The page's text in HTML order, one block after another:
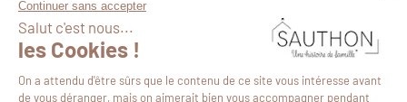
Services
Suivez-nous